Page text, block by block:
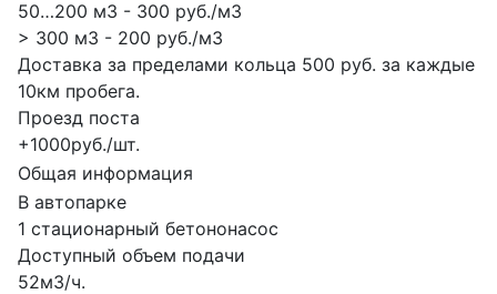
50…200 м3 - 300 руб./м3
> 300 м3 - 200 руб./м3
Доставка за пределами кольца 500 руб. за каждые
10км пробега.
Проезд поста
+1000руб./шт.
Общая информация
В автопарке
1 стационарный бетононасос
Доступный объем подачи
52м3/ч.